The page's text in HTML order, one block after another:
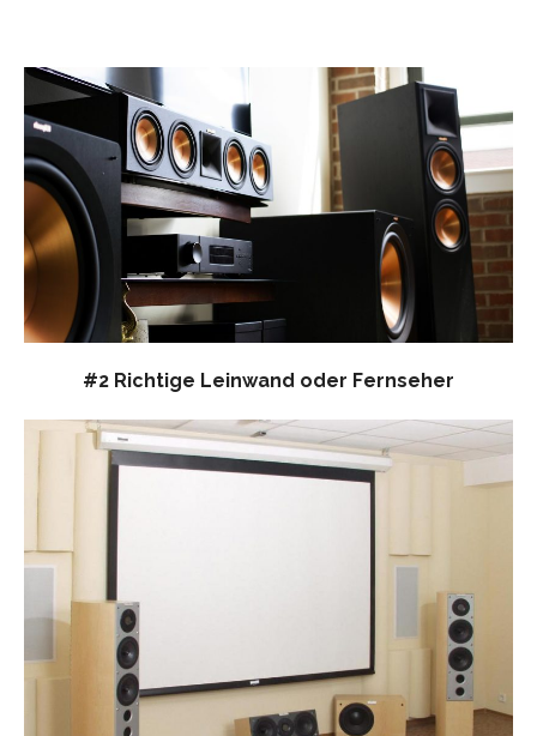
#2 Richtige Leinwand oder Fernseher